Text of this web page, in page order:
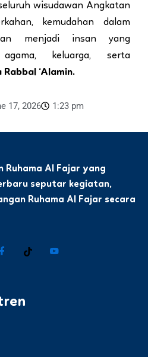
wisudawan Angkatan
kemudahan dalam
menjadi insan yang
keluarga, serta
Rabbal ‘Alamin.
17, 2026 1:23 pm
Ruhama Al Fajar yang
seputar kegiatan,
Ruhama Al Fajar secara